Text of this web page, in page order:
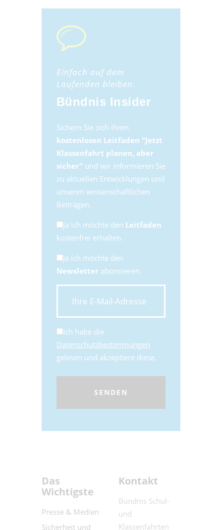
Einfach auf dem
Laufenden bleiben.
Bündnis Insider
Sichern Sie sich ihren
kostenlosen Leitfaden "Jetzt
Klassenfahrt planen, aber
sicher" und wir informieren Sie
zu aktuellen Entwicklungen und
unseren wissenschaftlichen
Beiträgen.
Ja ich möchte den Leitfaden
kostenfrei erhalten.
Ja ich möchte den
Newsletter abonnieren.
Ich habe die
Datenschutzbestimmungen
gelesen und akzeptiere diese.
Das
Wichtigste
Presse & Medien
Sicherheit und
Kontakt
Bündnis Schul-
und
Klassenfahrten